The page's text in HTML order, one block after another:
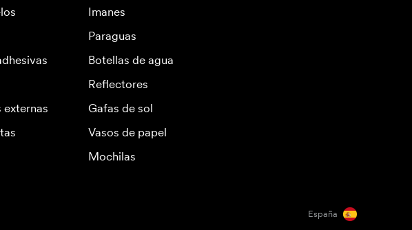
Imanes
Paraguas
Botellas de agua
Reflectores
externas
Gafas de sol
Vasos de papel
Mochilas
España